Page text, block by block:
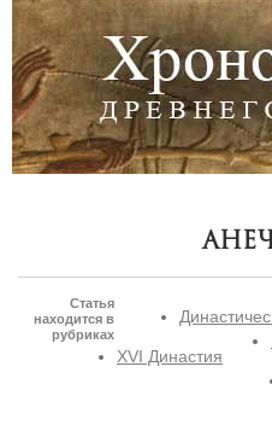
Статья
находится в
рубриках
XVI Династия